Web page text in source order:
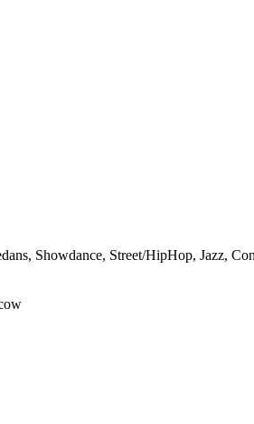
Showdance, Street/HipHop, Jazz,